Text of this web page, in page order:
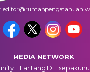
MEDIA NETWORK
LantangID